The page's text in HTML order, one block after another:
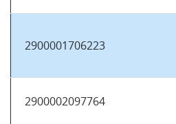
2900001706223
2900002097764